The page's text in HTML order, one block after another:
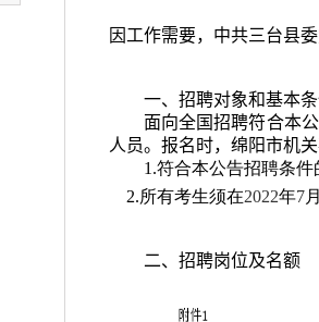
因工作需要，中共三台县
一、招聘对象和基本
面向全国招聘符合本
人员。报名时，绵阳市机
1.符合本公告招聘条件
2.所有考生须在2022年7月
二、招聘岗位及名额